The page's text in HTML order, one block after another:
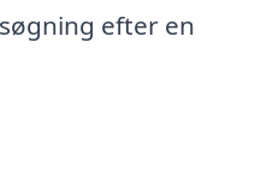
efter en